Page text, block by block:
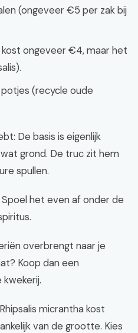
(ongeveer €5 per zak bij
ongeveer €4, maar het
(recycle oude
De basis is eigenlijk
grond. De truc zit hem
spullen.
het even af onder de
overbrengt naar je
Koop dan een
micrantha kost
van de grootte. Kies